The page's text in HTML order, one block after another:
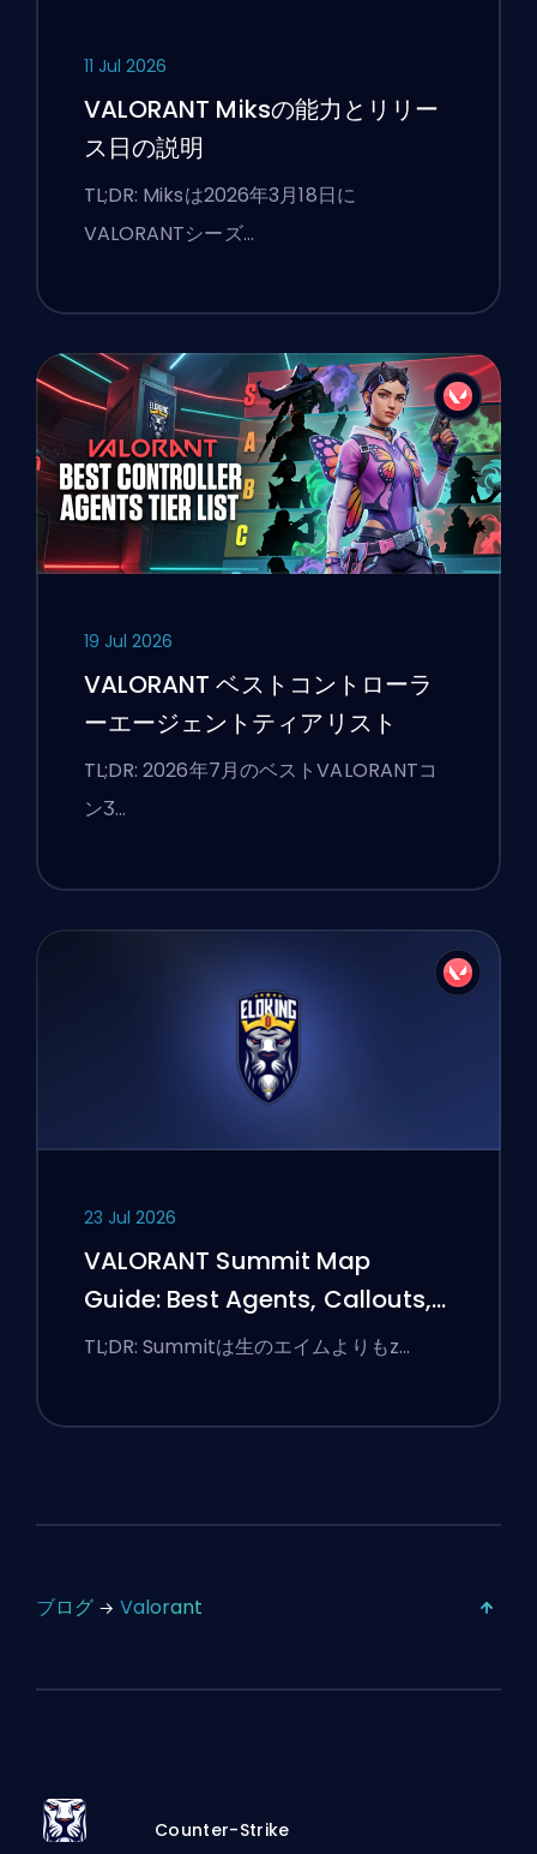
11 Jul 2026
VALORANT Miksの能力とリリー
ス日の説明
TL;DR: Miksは2026年3月18日に
VALORANTシーズ…
19 Jul 2026
VALORANT ベストコントローラ
ーエージェントティアリスト
TL;DR: 2026年7月のベストVALORANTコ
ンӠ…
23 Jul 2026
VALORANT Summit Map
Guide: Best Agents, Callouts,
and Smokes
TL;DR: Summitは生のエイムよりもz…
ブログ Valorant
Counter-Strike